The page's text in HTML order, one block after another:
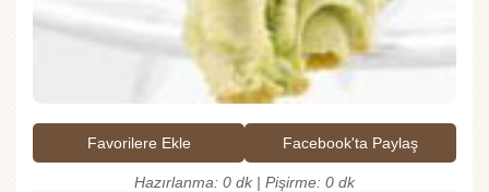
Favorilere Ekle Facebook'ta Paylaş
Hazırlanma: 0 dk | Pişirme: 0 dk